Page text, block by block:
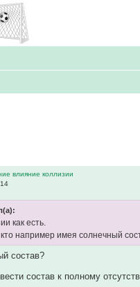
влияние коллизии
как есть.
например имея солнечный
состав?
состав к полному